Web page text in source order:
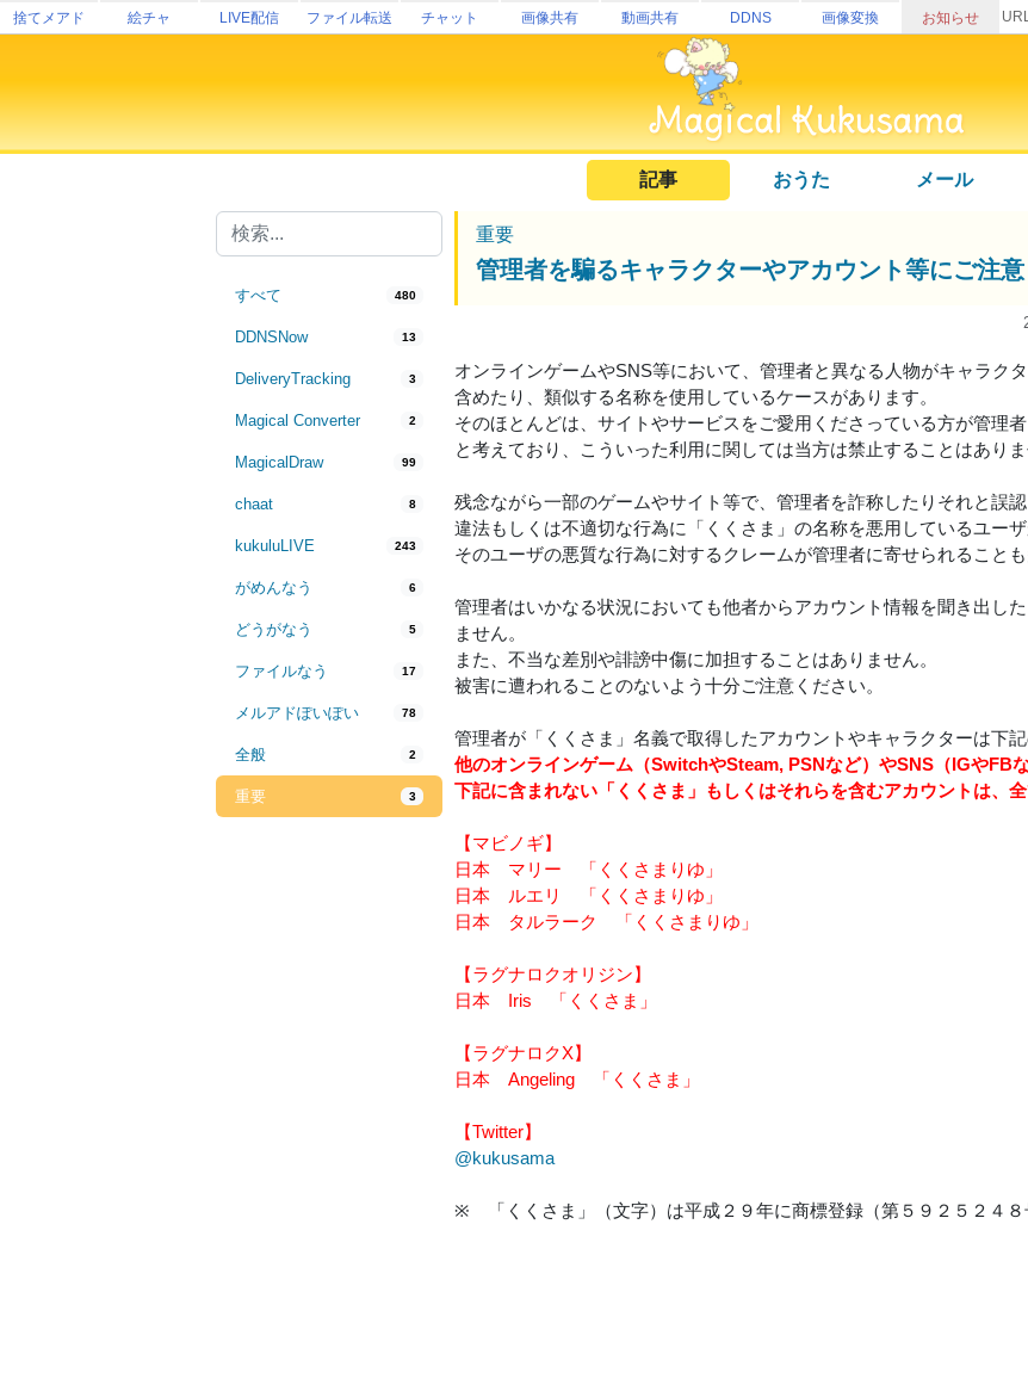
捨てメアド 絵チャ LIVE配信 ファイル転送 チャット 画像共有 動画共有 DDNS 画像変換 お知らせ
記事 おうた メール
すべて 480
DDNSNow 13
DeliveryTracking 3
Magical Converter 2
MagicalDraw 99
chaat 8
kukuluLIVE 243
がめんなう 6
どうがなう 5
ファイルなう 17
メルアドぽいぽい 78
全般 2
重要 3
重要
管理者を騙るキャラクターやアカウント等にご注意
オンラインゲームやSNS等において、管理者と異なる人物がキャラク
含めたり、類似する名称を使用しているケースがあります。
そのほとんどは、サイトやサービスをご愛用くださっている方が管理
と考えており、こういった利用に関しては当方は禁止することはありま
残念ながら一部のゲームやサイト等で、管理者を詐称したりそれと誤認
違法もしくは不適切な行為に「くくさま」の名称を悪用しているユーザ
そのユーザの悪質な行為に対するクレームが管理者に寄せられることも
管理者はいかなる状況においても他者からアカウント情報を聞き出し
ません。
また、不当な差別や誹謗中傷に加担することはありません。
被害に遭われることのないよう十分ご注意ください。
管理者が「くくさま」名義で取得したアカウントやキャラクターは下記
他のオンラインゲーム（SwitchやSteam, PSNなど）やSNS（IGやFB
下記に含まれない「くくさま」もしくはそれらを含むアカウントは、
【マビノギ】
日本 マリー 「くくさまりゆ」
日本 ルエリ 「くくさまりゆ」
日本 タルラーク 「くくさまりゆ」
【ラグナロクオリジン】
日本 Iris 「くくさま」
【ラグナロクX】
日本 Angeling 「くくさま」
【Twitter】
@kukusama
※ 「くくさま」（文字）は平成２９年に商標登録（第５９２５２４８